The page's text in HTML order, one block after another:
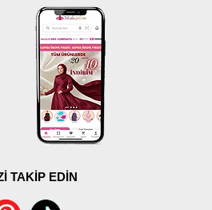
TAKİP EDİN